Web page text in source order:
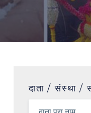
दाता / संस्था /